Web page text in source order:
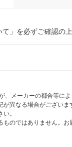
」を必ずご確認の
メーカーの都合等に
異なる場合がござい
。
のではありません。